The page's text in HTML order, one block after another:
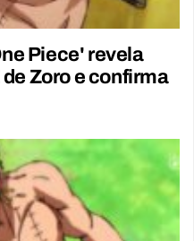
Piece' revela
Zoro e confirma